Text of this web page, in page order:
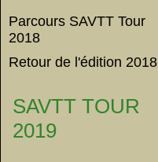
Parcours SAVTT Tour
2018
Retour de l'édition 2018
SAVTT TOUR
2019